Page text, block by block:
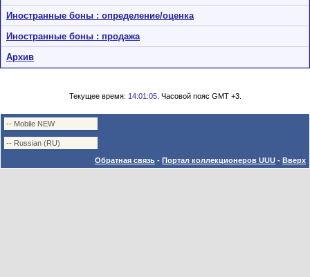
Иностранные боны : определение/оценка
Иностранные боны : продажа
Архив
Текущее время: 14:01:05. Часовой пояс GMT +3.
Обратная связь - Портал коллекционеров UUU - Вверх